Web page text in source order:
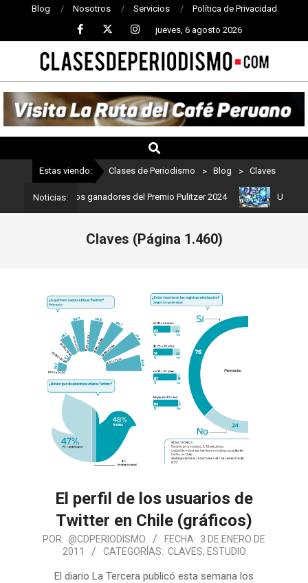
Blog Nosotros Servicios Política de Privacidad
jueves, 6 agosto 2026
CLASES
DE
PERIODISMO
Estas viendo: Clases de Periodismo > Blog > Claves
Noticias:
Estos son los ganadores del Premio Pulitzer 2024 Usuarios
Claves (Página 1.460)
El perfil de los usuarios de
Twitter en Chile (gráficos)
POR: @CDPERIODISMO FECHA: 3 DE ENERO DE
2011
CATEGORÍAS: CLAVES, ESTUDIO
El diario La Tercera publicó esta semana los